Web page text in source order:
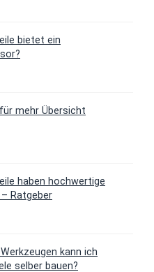
bietet ein
mehr Übersicht
haben hochwertige
Ratgeber
kann ich
selber bauen?